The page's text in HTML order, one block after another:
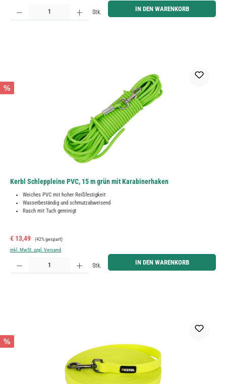
Produkt Anzahl: Gib den gewünschten Wert ein oder benutze die Schaltflächen um die Anzahl zu
Stk. IN DEN WARENKORB
%
Kerbl Schleppleine PVC, 15 m grün mit Karabinerhaken
Weiches PVC mit hoher Reißfestigkeit
Wasserbeständig und schmutzabweisend
Rasch mit Tuch gereinigt
Verkaufspreis:
€ 13,49 Regulärer Preis:
(42% gespart)
inkl. MwSt. zzgl. Versand
Produkt Anzahl: Gib den gewünschten Wert ein oder benutze die Schaltflächen um die Anzahl zu
Stk. IN DEN WARENKORB
%